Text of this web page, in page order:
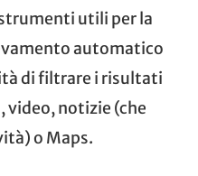
utili per la
automatico
di filtrare i risultati
video, notizie (che
o Maps.